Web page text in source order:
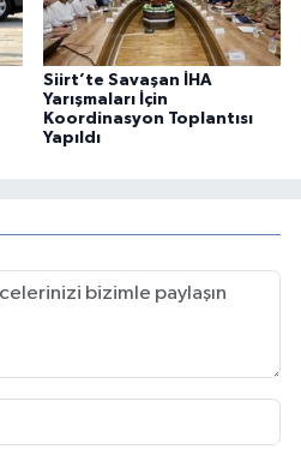
Siirt’te Savaşan İHA
Yarışmaları İçin
Koordinasyon Toplantısı
Yapıldı